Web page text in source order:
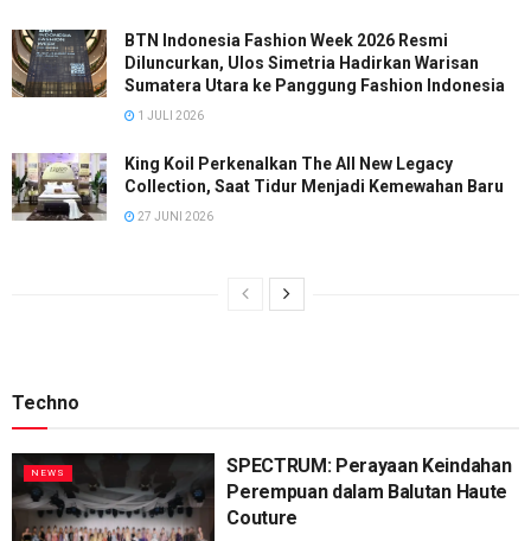
BTN Indonesia Fashion Week 2026 Resmi
Diluncurkan, Ulos Simetria Hadirkan Warisan
Sumatera Utara ke Panggung Fashion Indonesia
1 JULI 2026
King Koil Perkenalkan The All New Legacy
Collection, Saat Tidur Menjadi Kemewahan Baru
27 JUNI 2026
Techno
NEWS
SPECTRUM: Perayaan Keindahan
Perempuan dalam Balutan Haute
Couture